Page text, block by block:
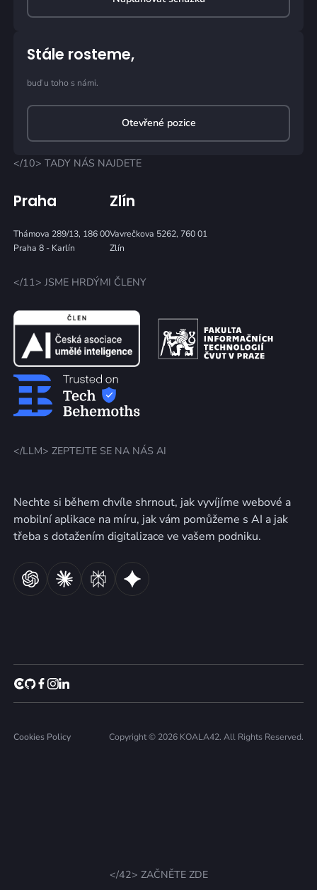
</10> TADY NÁS NAJDETE
Praha
Thámova 289/13, 186 00
Praha 8 - Karlín
Zlín
Vavrečkova 5262, 760 01
Zlín
</11> JSME HRDÝMI ČLENY
</LLM> ZEPTEJTE SE NA NÁS AI
Nechte si během chvíle shrnout, jak vyvíjíme webové a
mobilní aplikace na míru, jak vám pomůžeme s AI a jak
třeba s dotažením digitalizace ve vašem podniku.
Stále rosteme,
buď u toho s námi.
Otevřené pozice
Cookies Policy Copyright © 2026 KOALA42. All Rights Reserved.
</42> ZAČNĚTE ZDE